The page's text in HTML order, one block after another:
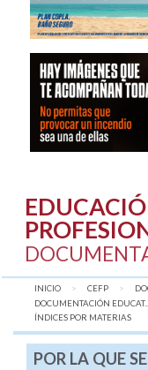
INICIO CEFP
DOCUMENTACIÓN EDUCAT...
AQUÍ:
ÍNDICES POR MATERIAS
POR LA QUE